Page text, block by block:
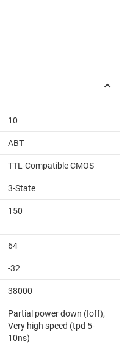
10
ABT
TTL-Compatible CMOS
3-State
150
64
-32
38000
Partial power down (Ioff),
Very high speed (tpd 5-
10ns)